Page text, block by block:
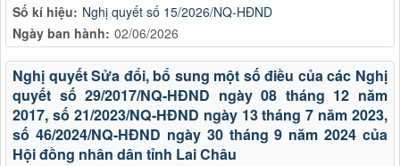
Số kí hiệu: Nghị quyết số 15/2026/NQ-HĐND
Ngày ban hành: 02/06/2026
Nghị quyết Sửa đổi, bổ sung một số điều của các Nghị
quyết số 29/2017/NQ-HĐND ngày 08 tháng 12 năm
2017, số 21/2023/NQ-HĐND ngày 13 tháng 7 năm 2023,
số 46/2024/NQ-HĐND ngày 30 tháng 9 năm 2024 của
Hội đồng nhân dân tỉnh Lai Châu